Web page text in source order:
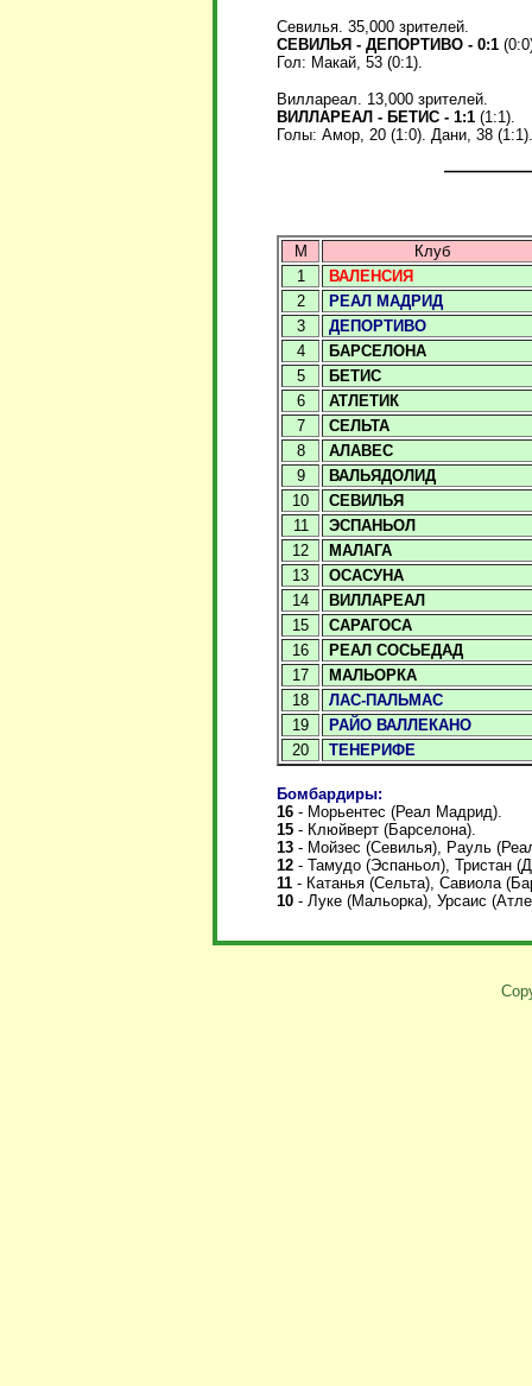
Севилья. 35,000 зрителей.
СЕВИЛЬЯ - ДЕПОРТИВО - 0:1
Гол: Макай, 53 (0:1).
Виллареал. 13,000 зрителей.
ВИЛЛАРЕАЛ - БЕТИС - 1:1 (1:1).
Голы: Амор, 20 (1:0). Дани, 38 (1:1).
М
Клуб
1
ВАЛЕНСИЯ
2
РЕАЛ МАДРИД
3
ДЕПОРТИВО
4
БАРСЕЛОНА
5
БЕТИС
6
АТЛЕТИК
7
СЕЛЬТА
8
АЛАВЕС
9
ВАЛЬЯДОЛИД
10
СЕВИЛЬЯ
11
ЭСПАНЬОЛ
12
МАЛАГА
13
ОСАСУНА
14
ВИЛЛАРЕАЛ
15
САРАГОСА
16
РЕАЛ СОСЬЕДАД
17
МАЛЬОРКА
18
ЛАС-ПАЛЬМАС
19
РАЙО ВАЛЛЕКАНО
20
ТЕНЕРИФЕ
Бомбардиры:
16 - Морьентес (Реал Мадрид).
15 - Клюйверт (Барселона).
13 - Мойзес (Севилья), Рауль
12 - Тамудо (Эспаньол), Тристан
11 - Катанья (Сельта), Савиола
10 - Луке (Мальорка), Урсаис